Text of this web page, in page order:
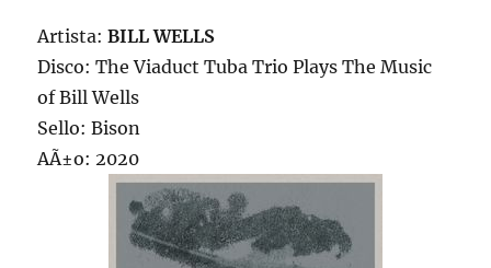
Artista:BILL WELLS
Disco: The Viaduct Tuba Trio Plays The Music
of Bill Wells
Sello: Bison
AÃ±o: 2020